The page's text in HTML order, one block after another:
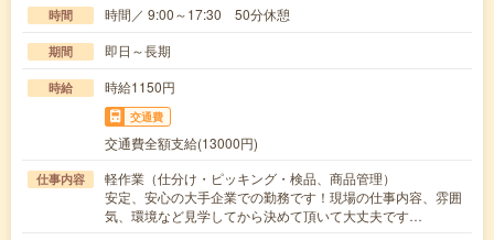
時間 時間／ 9:00～17:30 50分休憩
期間 即日～長期
時給 時給1150円
交通費
交通費全額支給(13000円)
仕事内容
軽作業（仕分け・ピッキング・検品、商品管理）
安定、安心の大手企業での勤務です！現場の仕事内容、雰囲
気、環境など見学してから決めて頂いて大丈夫です…